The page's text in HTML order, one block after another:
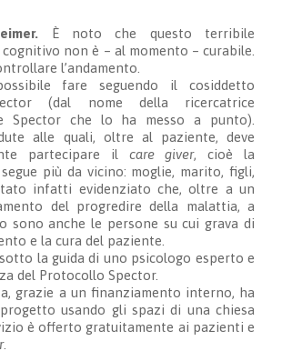
Ènoto che questo terribile
non è – al momento – curabile.
l’andamento.
fare seguendo il cosiddetto
(dal nome della ricercatrice
Spector che lo ha messo a punto).
alle quali, oltre al paziente, deve
partecipare il care giver, cioè la
più da vicino: moglie, marito, figli,
infatti evidenziato che, oltre a un
del progredire della malattia, a
sono anche le persone su cui grava di
e la cura del paziente.
la guida di uno psicologo esperto e
del Protocollo Spector.
grazie a un finanziamento interno, ha
usando gli spazi di una chiesa
è offerto gratuitamente ai pazienti e
.